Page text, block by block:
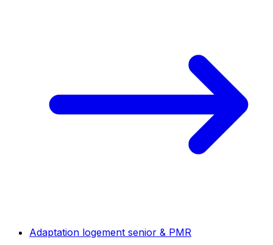
Adaptation logement senior & PMR